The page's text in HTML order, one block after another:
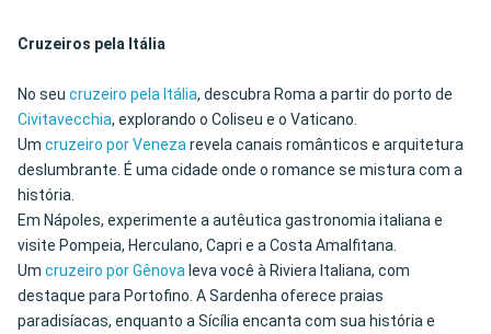
Cruzeiros pela Itália
No seu cruzeiro pela Itália, descubra Roma a partir do porto de
Civitavecchia, explorando o Coliseu e o Vaticano.
Um cruzeiro por Venezarevela canais românticos e arquitetura
deslumbrante. É uma cidade onde o romance se mistura com a
história.
Em Nápoles, experimente a autêutica gastronomia italiana e
visite Pompeia, Herculano, Capri e a Costa Amalfitana.
Um cruzeiro por Gênova leva você à Riviera Italiana, com
destaque para Portofino. A Sardenha oferece praias
paradisíacas, enquanto a Sícília encanta com sua história e